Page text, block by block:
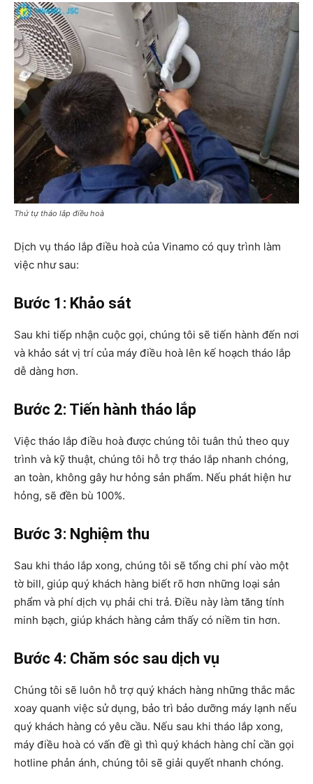
Thứ tự tháo lắp điều hoà
Dịch vụ tháo lắp điều hoà của Vinamo có quy trình làm
việc như sau:
Bước 1: Khảo sát
Sau khi tiếp nhận cuộc gọi, chúng tôi sẽ tiến hành đến nơi
và khảo sát vị trí của máy điều hoà lên kế hoạch tháo lắp
dễ dàng hơn.
Bước 2: Tiến hành tháo lắp
Việc tháo lắp điều hoà được chúng tôi tuân thủ theo quy
trình và kỹ thuật, chúng tôi hỗ trợ tháo lắp nhanh chóng,
an toàn, không gây hư hỏng sản phẩm. Nếu phát hiện hư
hỏng, sẽ đền bù 100%.
Bước 3: Nghiệm thu
Sau khi tháo lắp xong, chúng tôi sẽ tổng chi phí vào một
tờ bill, giúp quý khách hàng biết rõ hơn những loại sản
phẩm và phí dịch vụ phải chi trả. Điều này làm tăng tính
minh bạch, giúp khách hàng cảm thấy có niềm tin hơn.
Bước 4: Chăm sóc sau dịch vụ
Chúng tôi sẽ luôn hỗ trợ quý khách hàng những thắc mắc
xoay quanh việc sử dụng, bảo trì bảo dưỡng máy lạnh nếu
quý khách hàng có yêu cầu. Nếu sau khi tháo lắp xong,
máy điều hoà có vấn đề gì thì quý khách hàng chỉ cần gọi
hotline phản ánh, chúng tôi sẽ giải quyết nhanh chóng.